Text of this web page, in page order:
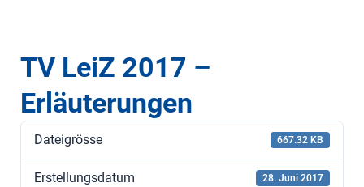
TV LeiZ 2017 –
Erläuterungen
Dateigrösse 667.32 KB
Erstellungsdatum 28. Juni 2017